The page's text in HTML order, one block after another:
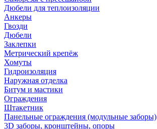
Дюбели для теплоизоляции
Анкеры
Гвозди
Дюбели
Заклепки
Метрический крепёж
Хомуты
Гидроизоляция
Наружная отделка
Битум и мастики
Ограждения
Штакетник
Панельные ограждения (модульные заборы)
3D заборы, кронштейны, опоры